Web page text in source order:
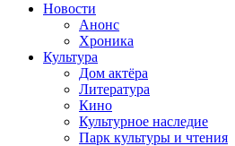
Новости
Анонс
Хроника
Культура
Дом актёра
Литература
Кино
Культурное наследие
Парк культуры и чтения